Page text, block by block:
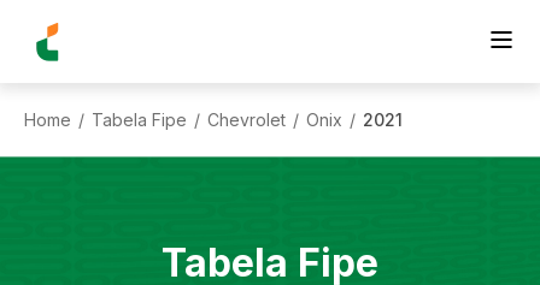
Home / Tabela Fipe / Chevrolet / Onix / 2021
Tabela Fipe